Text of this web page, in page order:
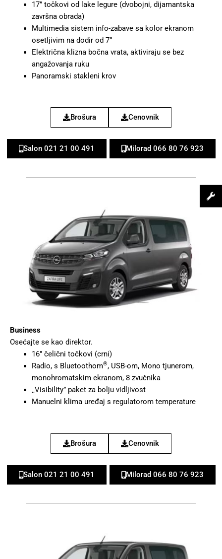
17” točkovi od lake legure (dvobojni, dijamantska
završna obrada)
Multimedia sistem info-zabave sa kolor ekranom
osetljivim na dodir od 7”
Električna klizna bočna vrata, aktiviraju se bez
angažovanja ruku
Panoramski stakleni krov
Brošura Cenovnik
Salon 021 21 00 491 Milorad 066 80 76 923
Business
Osećajte se kao direktor.
16″ čelični točkovi (crni)
Radio, s Bluetoothom®, USB-om, Mono tjunerom,
monohromatskim ekranom, 8 zvučnika
‚‚Visibility” paket za bolju vidljivost
Manuelni klima uređaj s regulatorom temperature
Brošura Cenovnik
Salon 021 21 00 491 Milorad 066 80 76 923